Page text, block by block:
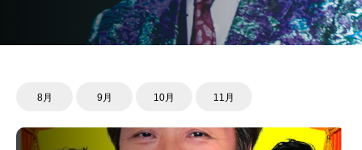
8月 9月 10月 11月